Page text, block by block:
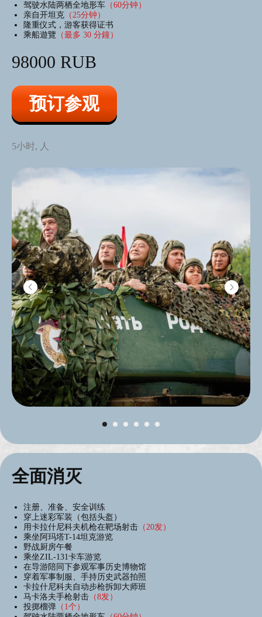
驾驶水陆两栖全地形车 （60分钟）
亲自开坦克 （25分钟）
隆重仪式，游客获得证书
乘船遊覽 （最多 30 分鐘）
98000 RUB
预订参观
5小时, 人
全面消灭
注册、准备、安全训练
穿上迷彩军装（包括头盔）
用卡拉什尼科夫机枪在靶场射击 （20发）
乘坐阿玛塔T-14坦克游览
野战厨房午餐
乘坐ZIL-131卡车游览
在导游陪同下参观军事历史博物馆
穿着军事制服、手持历史武器拍照
卡拉什尼科夫自动步枪拆卸大师班
马卡洛夫手枪射击 （8发）
投掷榴弹 （1个）